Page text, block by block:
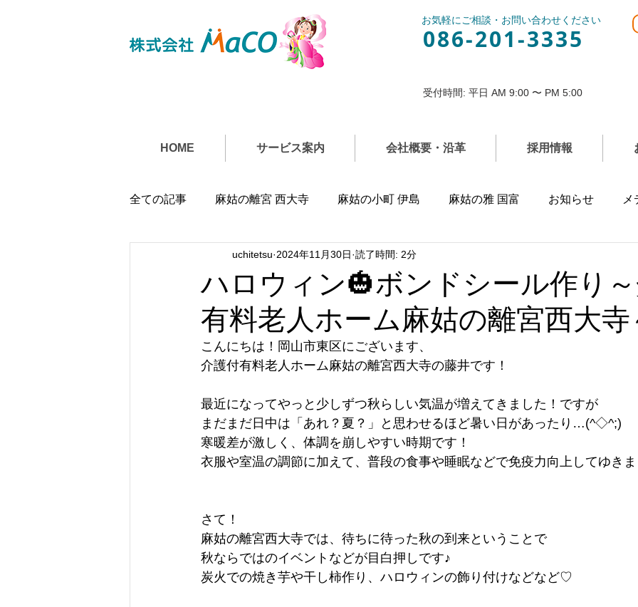
086-201-3335
お気軽にご相談・お問い合わせください
受付時間: 平日 AM 9:00 〜 PM 5:00
HOME サービス案内 会社概要・沿革 採用情報
全ての記事 麻姑の離宮 西大寺 麻姑の小町 伊島 麻姑の雅 国富 お知らせ
ハロウィン🎃ボンドシール作り
有料老人ホーム麻姑の離宮西大寺
uchitetsu 2024年11月30日 読了時間: 2分
こんにちは！岡山市東区にございます、
介護付有料老人ホーム麻姑の離宮西大寺の藤井です！
最近になってやっと少しずつ秋らしい気温が増えてきました！ですが
まだまだ日中は「あれ？夏？」と思わせるほど暑い日があったり…(^◇^;)
寒暖差が激しく、体調を崩しやすい時期です！
衣服や室温の調節に加えて、普段の食事や睡眠などで免疫力向上してゆきま
さて！
麻姑の離宮西大寺では、待ちに待った秋の到来ということで
秋ならではのイベントなどが目白押しです♪
炭火での焼き芋や干し柿作り、ハロウィンの飾り付けなどなど♡